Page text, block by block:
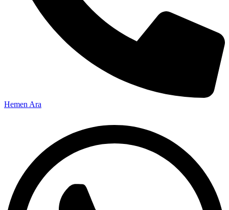
Hemen Ara